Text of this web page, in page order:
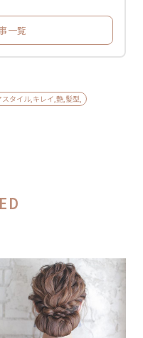
一覧
タイル,キレイ,艶,髪型,